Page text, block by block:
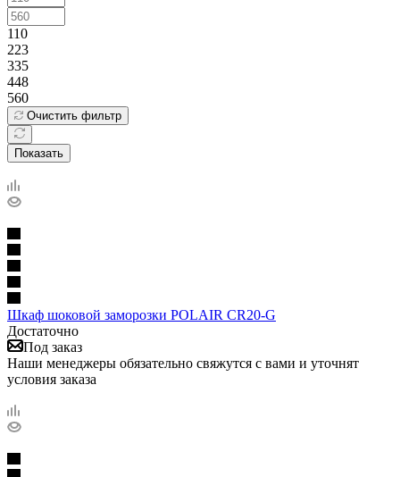
110
223
335
448
560
Очистить фильтр
Показать
Шкаф шоковой заморозки POLAIR CR20-G
Достаточно
Под заказ
Наши менеджеры обязательно свяжутся с вами и уточнят
условия заказа